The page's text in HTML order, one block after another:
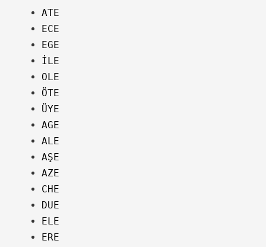
ATE
ECE
EGE
İLE
OLE
ÖTE
ÜYE
AGE
ALE
AŞE
AZE
CHE
DUE
ELE
ERE